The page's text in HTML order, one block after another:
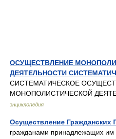
ОСУЩЕСТВЛЕНИЕ
ДЕЯТЕЛЬНОСТИ
СИСТЕМАТИЧЕСКОЕ
МОНОПОЛИСТИЧЕСКОЙ
энциклопедия
Осуществление Гражданских
гражданами принадлежащих им